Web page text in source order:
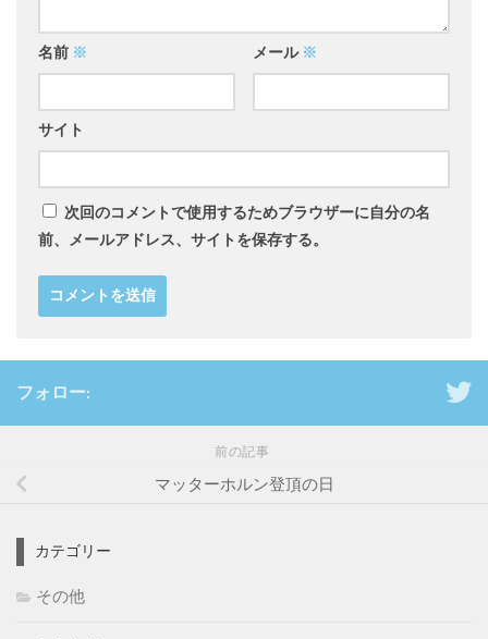
名前 ※ メール ※
サイト
次回のコメントで使用するためブラウザーに自分の名
前、メールアドレス、サイトを保存する。
フォロー:
前の記事
マッターホルン登頂の日
カテゴリー
その他